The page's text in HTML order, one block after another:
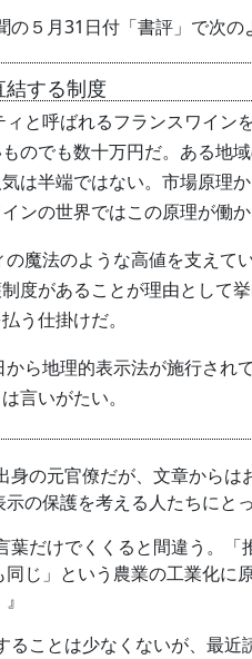
５月31日付「書評」で次の
する制度
と呼ばれるフランスワイン
のでも数十万円だ。ある地
は半端ではない。市場原理
ンの世界ではこの原理が働か
魔法のような高値を支えて
度があることが理由として
う仕掛けだ。
ら地理的表示法が施行され
言いがたい。
の元官僚だが、文章からは
の保護を考える人たちにと
だけでくくると間違う。「
じ」という農業の工業化に
ことは少なくないが、最近